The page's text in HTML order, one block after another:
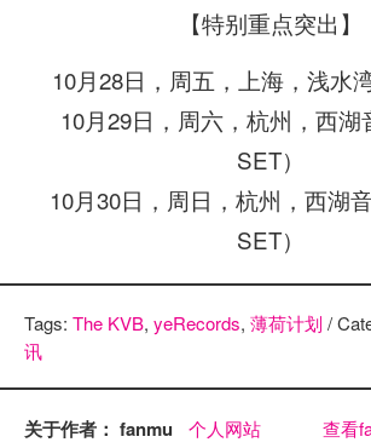
【特别重点突出】
10月28日，周五，上海，浅水
10月29日，周六，杭州，西湖
SET）
10月30日，周日，杭州，西湖
SET）
Tags: The KVB, yeRecords, 薄荷计划 /
讯
关于作者： fanmu 个人网站 查看